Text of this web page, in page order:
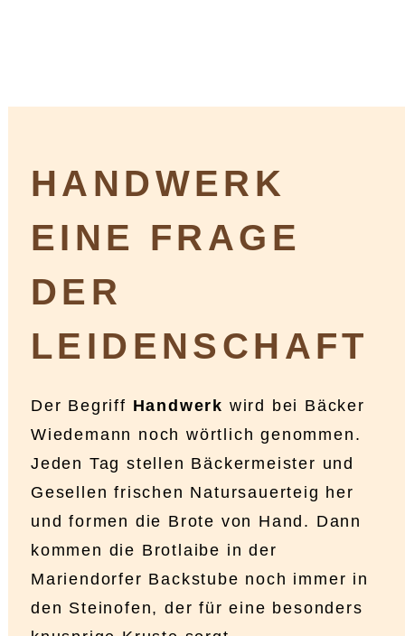
HANDWERK
EINE FRAGE
DER
LEIDENSCHAFT
Der Begriff Handwerk wird bei Bäcker
Wiedemann noch wörtlich genommen.
Jeden Tag stellen Bäckermeister und
Gesellen frischen Natursauerteig her
und formen die Brote von Hand. Dann
kommen die Brotlaibe in der
Mariendorfer Backstube noch immer in
den Steinofen, der für eine besonders